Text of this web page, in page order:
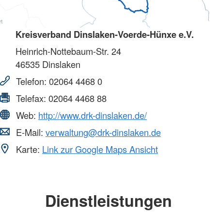
Kreisverband Dinslaken-Voerde-Hünxe e.V.
Heinrich-Nottebaum-Str. 24
46535 Dinslaken
Telefon: 02064 4468 0
Telefax: 02064 4468 88
Web: http://www.drk-dinslaken.de/
E-Mail: verwaltung@drk-dinslaken.de
Karte: Link zur Google Maps Ansicht
Dienstleistungen